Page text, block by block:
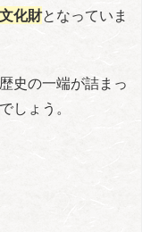
化財となっていま
史の一端が詰まっ
しょう。